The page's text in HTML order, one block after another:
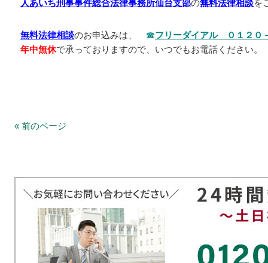
人あいち刑事事件総合法律事務所仙台支部の無料法律相談を
無料法律相談のお申込みは、 ☎フリーダイアル ０１２０
年中無休で承っておりますので、いつでもお電話ください。
« 前のページ